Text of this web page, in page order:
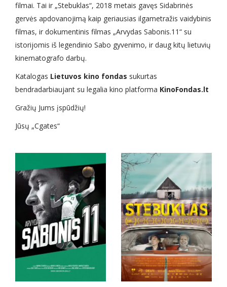
filmai. Tai ir „Stebuklas“, 2018 metais gavęs Sidabrinės
gervės apdovanojimą kaip geriausias ilgametražis vaidybinis
filmas, ir dokumentinis filmas „Arvydas Sabonis.11“ su
istorijomis iš legendinio Sabo gyvenimo, ir daug kitų lietuvių
kinematografo darbų.
Katalogas Lietuvos kino fondas sukurtas
bendradarbiaujant su legalia kino platforma KinoFondas.lt
Gražių Jums įspūdžių!
Jūsų „Cgates“